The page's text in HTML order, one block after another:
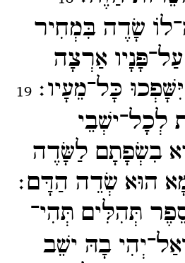
שָׂדֶה בִּמְחִיר
אַרְצָה
כָּל־​מֵעָיו׃19
לְכָל־​ישְׁבֵי
בִשְׂפָתָם לַשָּׂדֶה
הוּא שְׂדֵה הַדָּם׃
תְּהִלִּים תְּהִי־​
בָהּ ישֵׁב